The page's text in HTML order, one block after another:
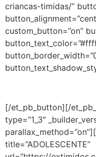
criancas-timidas/”
custom_button=”on”
[/et_pb_button][/
type=”1_3″
title=”ADOLESCENTE”